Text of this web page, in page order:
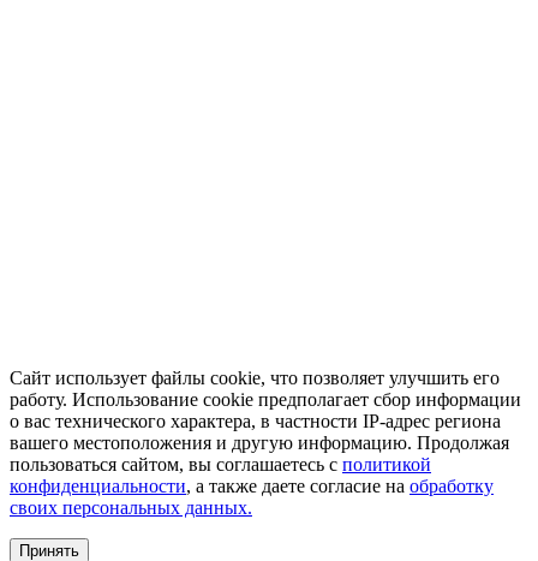
Сайт использует файлы cookie, что позволяет улучшить его
работу. Использование cookie предполагает сбор информации
о вас технического характера, в частности IP-адрес региона
вашего местоположения и другую информацию. Продолжая
пользоваться сайтом, вы соглашаетесь с политикой
конфиденциальности, а также даете согласие на обработку
своих персональных данных.
Принять